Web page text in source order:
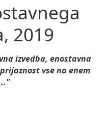
2019
izvedba, enostavna
vse na enem